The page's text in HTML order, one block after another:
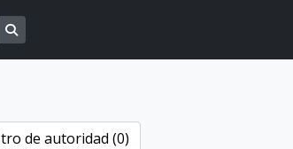
Search in browse page
de autoridad (0)